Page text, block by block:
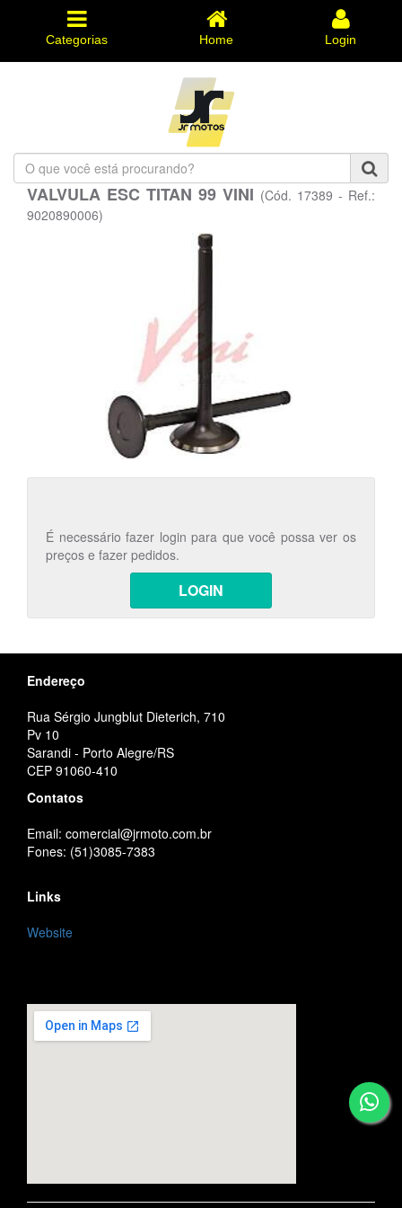
Categorias Home Login
O
que
você
está
VALVULA ESC TITAN 99 VINI (Cód. 17389 - Ref.:
9020890006)
É necessário fazer login para que você possa ver os
preços e fazer pedidos.
LOGIN
Endereço
Rua Sérgio Jungblut Dieterich, 710
Pv 10
Sarandi - Porto Alegre/RS
CEP 91060-410
Contatos
Email: comercial@jrmoto.com.br
Fones: (51)3085-7383
Links
Website